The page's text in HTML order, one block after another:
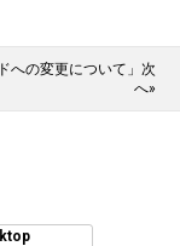
への変更について」次
へ»